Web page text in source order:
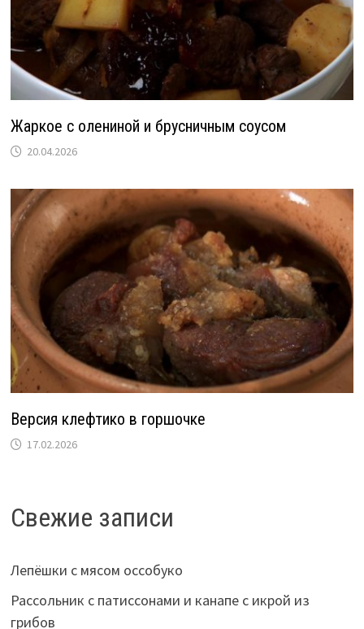
Жаркое с олениной и брусничным соусом
20.04.2026
Версия клефтико в горшочке
17.02.2026
Свежие записи
Лепёшки с мясом оссобуко
Рассольник с патиссонами и канапе с икрой из
грибов